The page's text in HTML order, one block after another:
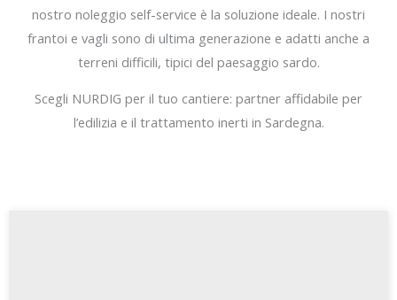
nostro noleggio self-service è la soluzione ideale. I nostri
frantoi e vagli sono di ultima generazione e adatti anche a
terreni difficili, tipici del paesaggio sardo.
Scegli NURDIG per il tuo cantiere: partner affidabile per
l’edilizia e il trattamento inerti in Sardegna.